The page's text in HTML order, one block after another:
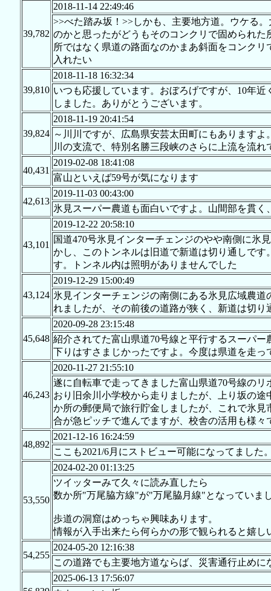
39,782
2018-11-14 22:49:46
>>べた踏み坂！>>しかも、主要地方道。ウケる
のかと思ったがどうもそのコンクリで固められ
所ではなく県道の路面なのかまあ斜面をコンク
入れたい
39,810
2018-11-18 16:32:34
いつも応援しています。おぼろげですが、10年
しました。ありがとうございます。
39,824
2018-11-19 20:41:54
～川川ですが、広島県安芸太田町にもあります
川の支流で、特別名勝三段峡のさらに上流を流れ
40,431
2019-02-08 18:41:08
富山といえば59号が気になります
42,613
2019-11-03 00:43:00
氷見スーパー農道も面白いですよ。山間部を貫
43,101
2019-12-22 20:58:10
国道470号氷見インターチェンジのやや南側に氷
かし、このトンネルは旧道で新道は切り通しで
す。トンネル内は照明がありませんでした
43,124
2019-12-29 15:00:49
氷見インターチェンジの南側にある氷見広域農
れましたが、その前後の道路が狭く、新道は切り
45,648
2020-09-28 23:15:48
紹介されてた富山県道70号線と平行するスーパ
下りはすさまじかったですよ。今度は県道を走っ
46,243
2020-11-27 21:55:10
遂に自転車で走ってきました富山県道70号線の
おり旧余川小学校から走りましたが、上り坂の
か所の郵便局で旅行貯金しましたが、これで氷
合が急ピッチで進んでますが、校舎の活用も様々
48,892
2021-12-16 16:24:59
ここも2021/6月にストビュー可能になってました
53,550
2024-02-20 01:13:25
ツイッターみて久々に読み直したら
数か所"万尾脇方線"が"万尾脇月線"となっていま
歩道の洞窟はめっちゃ興味あります。
情報が入手出来たら何らかの形で観られると嬉し
54,255
2024-05-20 12:16:38
この道路でも主要地方道ならば、災害通行止め
2025-06-13 17:56:07